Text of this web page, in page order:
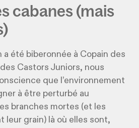
cabanes (mais
été biberonnée à Copain des
Castors Juniors, nous
que l’environnement
à être perturbé au
branches mortes (et les
leur grain) là où elles sont,